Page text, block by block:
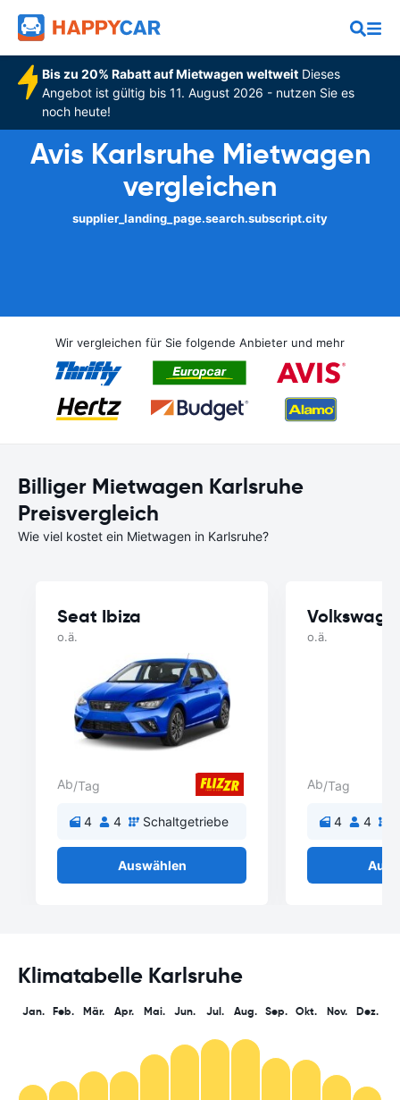
Bis zu 20% Rabatt auf Mietwagen weltweitDieses
Angebot ist gültig bis 11. August 2026 - nutzen Sie es
noch heute!
Avis Karlsruhe Mietwagen
vergleichen
supplier_landing_page.search.subscript.city
Wir vergleichen für Sie folgende Anbieter und mehr
Billiger Mietwagen Karlsruhe
Preisvergleich
Wie viel kostet ein Mietwagen in Karlsruhe?
Seat Ibiza
o.ä.
Ab/Tag
4 4 Schaltgetriebe
Auswählen
o.ä.
Ab/Tag
4 4
Klimatabelle Karlsruhe
Jan. Feb. Mär. Apr. Mai. Jun. Jul. Aug. Sep. Okt. Nov. Dez.